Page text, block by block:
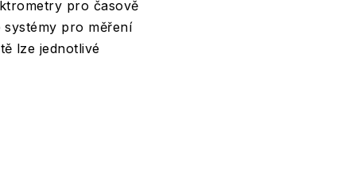
pro časově
pro měření
lze jednotlivé